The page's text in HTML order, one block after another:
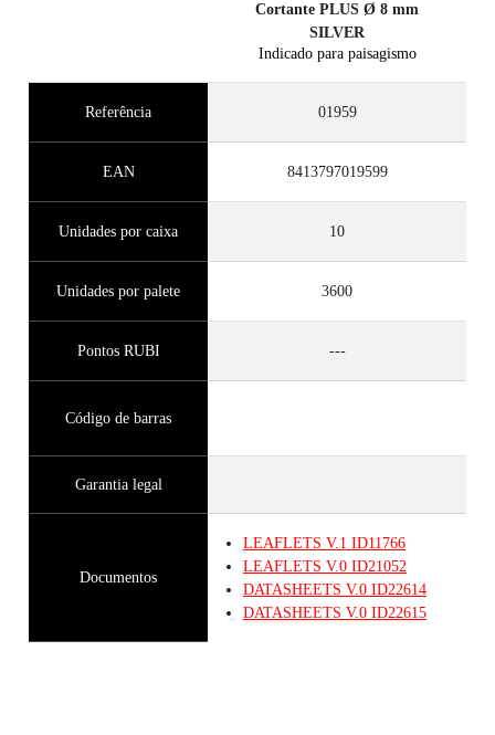
Cortante PLUS Ø 8 mm
SILVER
Indicado para paisagismo
Referência 01959
EAN 8413797019599
Unidades por caixa 10
Unidades por palete 3600
Pontos RUBI ---
Código de barras
Garantia legal
Documentos
LEAFLETS V.1 ID11766
LEAFLETS V.0 ID21052
DATASHEETS V.0 ID22614
DATASHEETS V.0 ID22615